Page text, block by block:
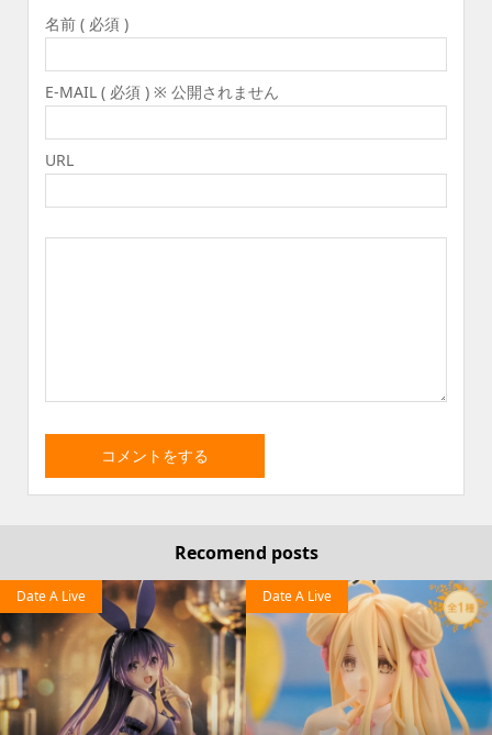
名前 ( 必須 )
E-MAIL ( 必須 ) ※ 公開されません
URL
Recomend posts
Date A Live Date A Live